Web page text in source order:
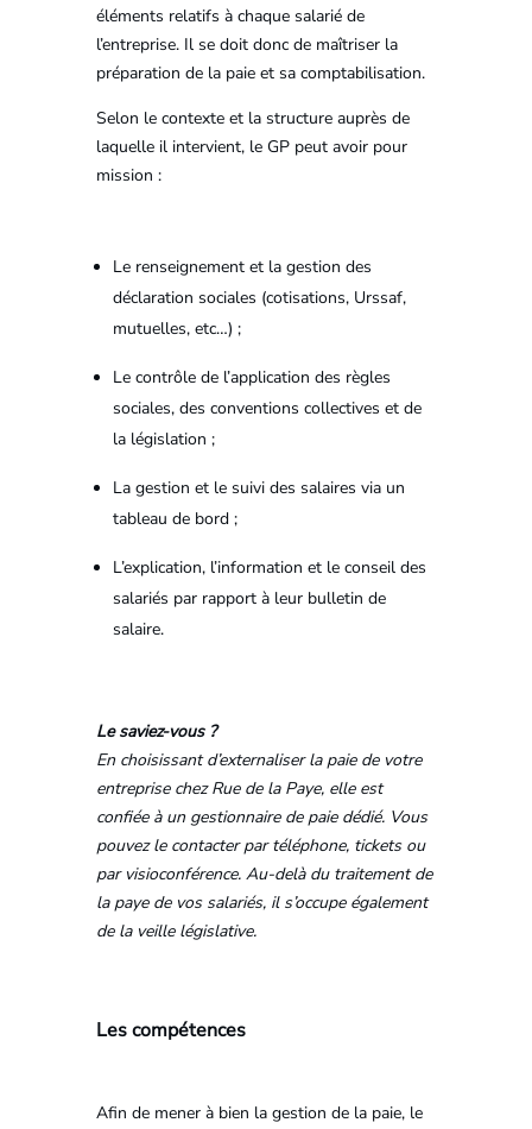
éléments relatifs à chaque salarié de
l’entreprise. Il se doit donc de maîtriser la
préparation de la paie et sa comptabilisation.
Selon le contexte et la structure auprès de
laquelle il intervient, le GP peut avoir pour
mission :
Le renseignement et la gestion des
déclaration sociales (cotisations, Urssaf,
mutuelles, etc…) ;
Le contrôle de l’application des règles
sociales, des conventions collectives et de
la législation ;
La gestion et le suivi des salaires via un
tableau de bord ;
L’explication, l’information et le conseil des
salariés par rapport à leur bulletin de
salaire.
Le saviez-vous ?
En choisissant d’externaliser la paie de votre
entreprise chez Rue de la Paye, elle est
confiée à un gestionnaire de paie dédié. Vous
pouvez le contacter par téléphone, tickets ou
par visioconférence. Au-delà du traitement de
la paye de vos salariés, il s’occupe également
de la veille législative.
Les compétences
Afin de mener à bien la gestion de la paie, le